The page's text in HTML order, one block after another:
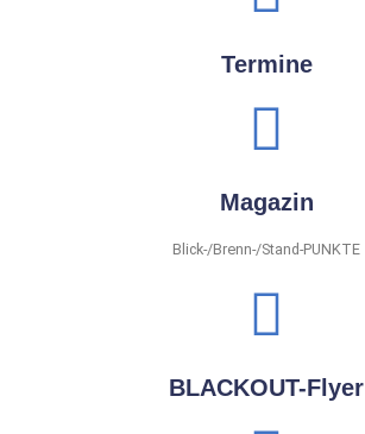
Termine
Magazin
Blick-/Brenn-/Stand-PUNKTE
BLACKOUT-Flyer